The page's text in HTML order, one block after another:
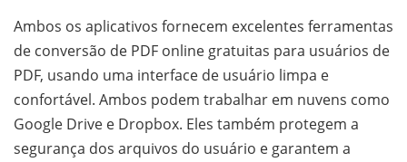
Ambos os aplicativos fornecem excelentes ferramentas
de conversão de PDF online gratuitas para usuários de
PDF, usando uma interface de usuário limpa e
confortável. Ambos podem trabalhar em nuvens como
Google Drive e Dropbox. Eles também protegem a
segurança dos arquivos do usuário e garantem a